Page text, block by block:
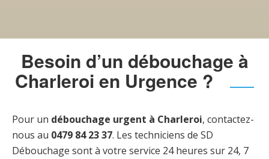
Besoin d’un débouchage à
Charleroi en Urgence ?
Pour un débouchage urgent à Charleroi, contactez-
nous au 0479 84 23 37. Les techniciens de SD
Débouchage sont à votre service 24 heures sur 24, 7